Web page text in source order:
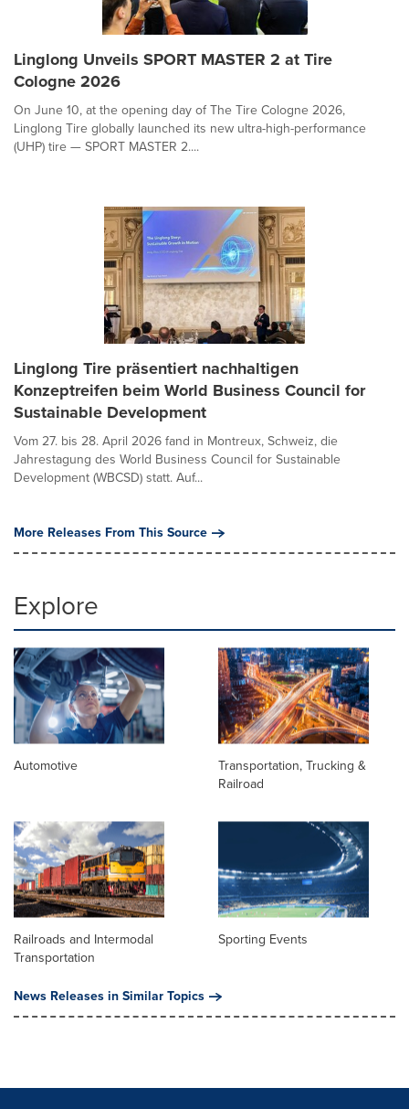
Linglong Unveils SPORT MASTER 2 at Tire
Cologne 2026
On June 10, at the opening day of The Tire Cologne 2026,
Linglong Tire globally launched its new ultra-high-performance
(UHP) tire — SPORT MASTER 2....
Linglong Tire präsentiert nachhaltigen
Konzeptreifen beim World Business Council for
Sustainable Development
Vom 27. bis 28. April 2026 fand in Montreux, Schweiz, die
Jahrestagung des World Business Council for Sustainable
Development (WBCSD) statt. Auf...
More Releases From This Source
Explore
Automotive
Transportation, Trucking &
Railroad
Railroads and Intermodal
Transportation
Sporting Events
News Releases in Similar Topics